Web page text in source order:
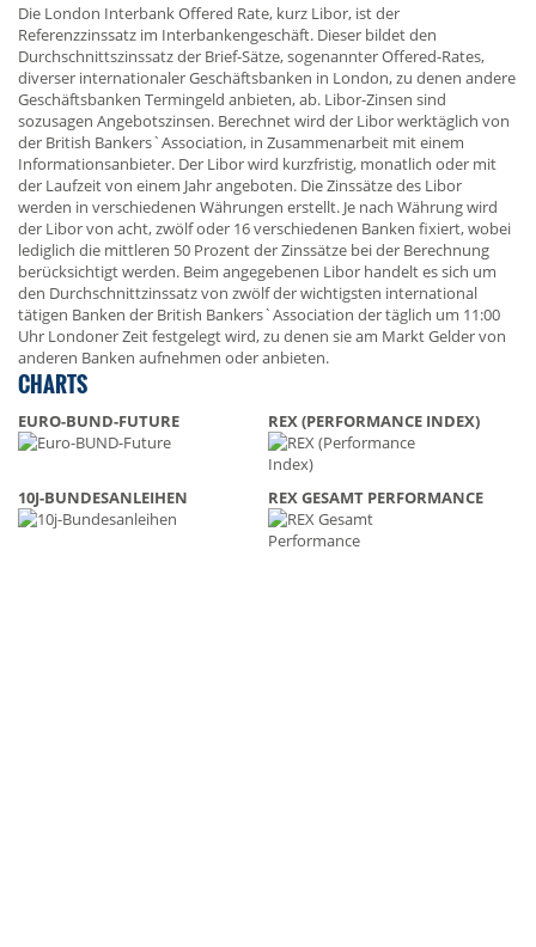
Die London Interbank Offered Rate, kurz Libor, ist der
Referenzzinssatz im Interbankengeschäft. Dieser bildet den
Durchschnittszinssatz der Brief-Sätze, sogenannter Offered-Rates,
diverser internationaler Geschäftsbanken in London, zu denen andere
Geschäftsbanken Termingeld anbieten, ab. Libor-Zinsen sind
sozusagen Angebotszinsen. Berechnet wird der Libor werktäglich von
der British Bankers`Association, in Zusammenarbeit mit einem
Informationsanbieter. Der Libor wird kurzfristig, monatlich oder mit
der Laufzeit von einem Jahr angeboten. Die Zinssätze des Libor
werden in verschiedenen Währungen erstellt. Je nach Währung wird
der Libor von acht, zwölf oder 16 verschiedenen Banken fixiert, wobei
lediglich die mittleren 50 Prozent der Zinssätze bei der Berechnung
berücksichtigt werden. Beim angegebenen Libor handelt es sich um
den Durchschnittzinssatz von zwölf der wichtigsten international
tätigen Banken der British Bankers`Association der täglich um 11:00
Uhr Londoner Zeit festgelegt wird, zu denen sie am Markt Gelder von
anderen Banken aufnehmen oder anbieten.
CHARTS
EURO-BUND-FUTURE REX (PERFORMANCE INDEX)
10J-BUNDESANLEIHEN REX GESAMT PERFORMANCE